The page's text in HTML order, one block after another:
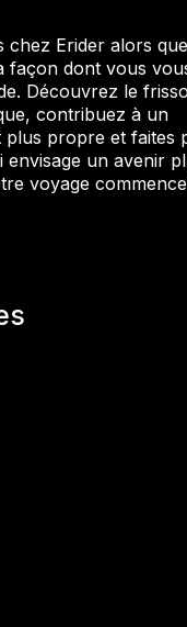
chez Erider alors
façon dont vous
Découvrez le
contribuez à un
plus propre et faites
envisage un avenir
voyage